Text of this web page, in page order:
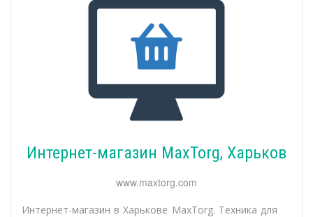
Интернет-магазин MaxTorg, Харьков
www.maxtorg.com
Интернет-магазин в Харькове MaxTorg. Техника для